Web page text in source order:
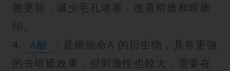
胞更新，減少毛孔堵塞，改善暗瘡和暗瘡
印。
4.
A酸
：是維他命A 的衍生物，具有更強
的去暗瘡效果，但刺激性也較大，需要在